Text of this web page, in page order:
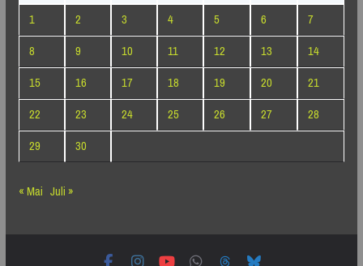
1
2 3 4 5 6
7
8
9 10 11 12 13
14
15
16 17 18 19 20
21
22
23 24 25 26 27
28
29
30
« Mai Juli »